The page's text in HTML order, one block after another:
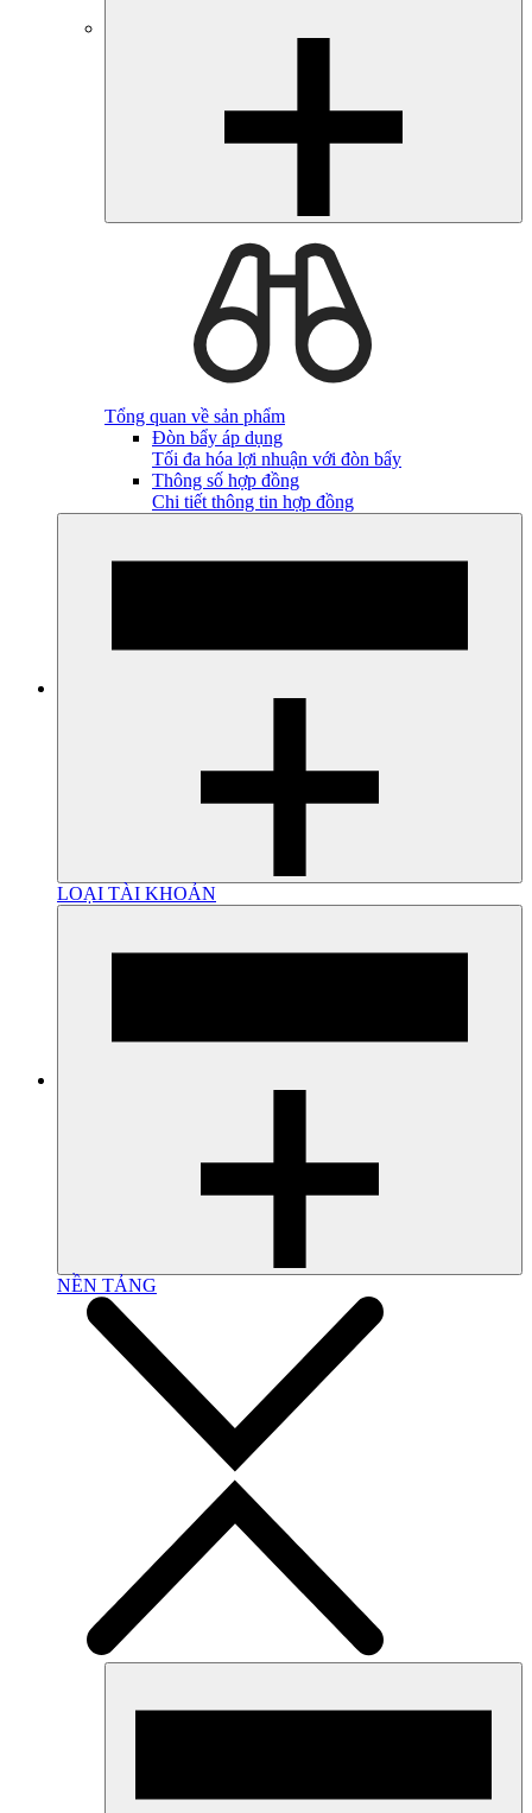
Tổng quan về sản phẩm
Đòn bẩy áp dụng
Tối đa hóa lợi nhuận với đòn bẩy
Thông số hợp đồng
Chi tiết thông tin hợp đồng
LOẠI TÀI KHOẢN
NỀN TẢNG